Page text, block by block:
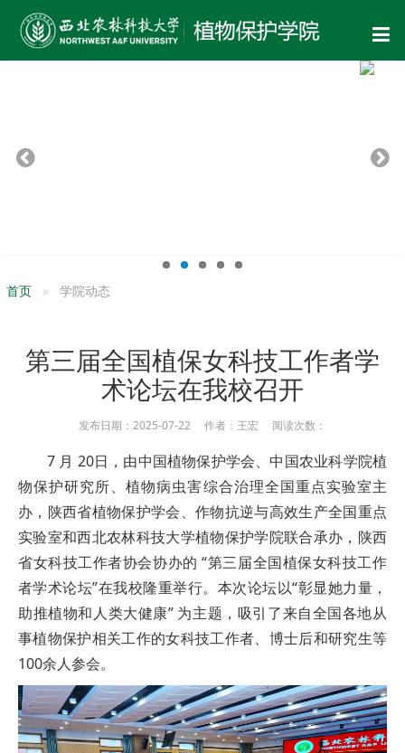
首页 学院动态
第三届全国植保女科技工作者学
术论坛在我校召开
发布日期：2025-07-22 作者：王宏 阅读次数：
7 月 20日，由中国植物保护学会、中国农业科学院植
物保护研究所、植物病虫害综合治理全国重点实验室主
办，陕西省植物保护学会、作物抗逆与高效生产全国重点
实验室和西北农林科技大学植物保护学院联合承办，陕西
省女科技工作者协会协办的 “第三届全国植保女科技工作
者学术论坛”在我校隆重举行。本次论坛以“彰显她力量，
助推植物和人类大健康” 为主题，吸引了来自全国各地从
事植物保护相关工作的女科技工作者、博士后和研究生等
100余人参会。